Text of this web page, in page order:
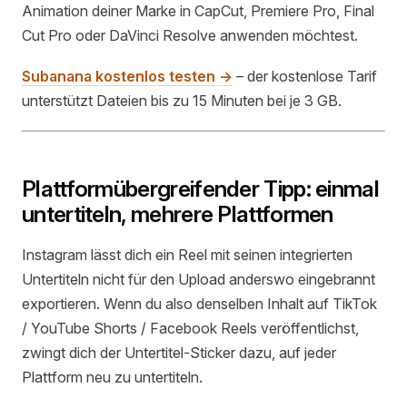
Animation deiner Marke in CapCut, Premiere Pro, Final
Cut Pro oder DaVinci Resolve anwenden möchtest.
Subanana kostenlos testen → – der kostenlose Tarif
unterstützt Dateien bis zu 15 Minuten bei je 3 GB.
Plattformübergreifender Tipp: einmal
untertiteln, mehrere Plattformen
Instagram lässt dich ein Reel mit seinen integrierten
Untertiteln nicht für den Upload anderswo eingebrannt
exportieren. Wenn du also denselben Inhalt auf TikTok
/ YouTube Shorts / Facebook Reels veröffentlichst,
zwingt dich der Untertitel-Sticker dazu, auf jeder
Plattform neu zu untertiteln.